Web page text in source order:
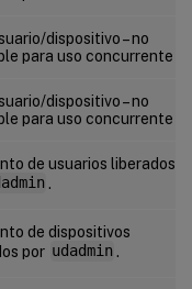
dispositivo – no
para uso concurrente
dispositivo – no
para uso concurrente
de usuarios liberados
.
de dispositivos
por udadmin .